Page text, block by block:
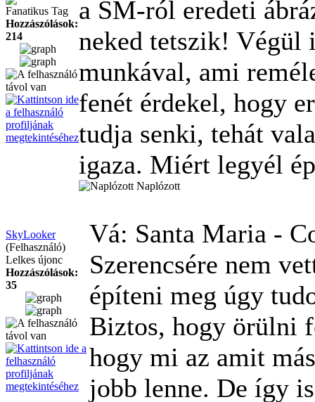
Fanatikus Tag
Hozzászólások:
214
a SM-ról eredeti
neked tetszik! Végül
munkával, ami
fenét érdekel, hogy
tudja senki, tehát
igaza. Miért legyél
Naplózott
SkyLooker
(Felhasználó)
Lelkes újonc
Hozzászólások:
35
Vá: Santa Maria -
Szerencsére nem
építeni meg úgy
Biztos, hogy örülni
hogy mi az amit
jobb lenne. De így